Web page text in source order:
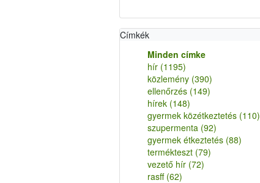
Címkék
Minden címke
hír (1195)
közlemény (390)
ellenőrzés (149)
hírek (148)
gyermek közétkeztetés (110)
szupermenta (92)
gyermek étkeztetés (88)
termékteszt (79)
vezető hír (72)
rasff (62)